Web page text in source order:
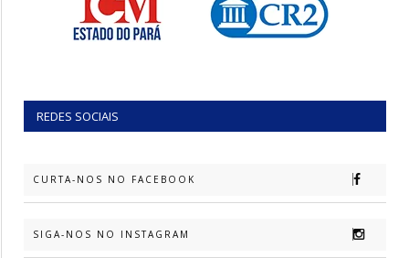
REDES SOCIAIS
CURTA-NOS NO FACEBOOK
SIGA-NOS NO INSTAGRAM